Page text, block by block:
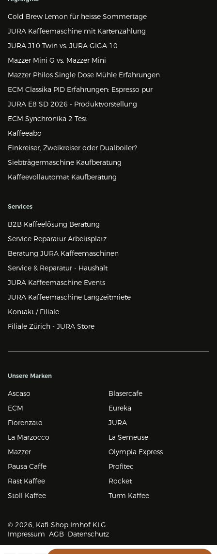
Cold Brew Lemon für heisse Sommertage
JURA Kaffeemaschine mit Kartenzahlung
JURA J10 Twin vs. JURA GIGA 10
Mazzer Mini G vs. Mazzer Mini
Mazzer Philos Single Dose Mühle Erfahrungen
ECM Classika PID Erfahrungen: Espresso pur
JURA E8 SD 2026 - Produktvorstellung
ECM Synchronika 2 Test
Kaffeeabo
Einkreiser, Zweikreiser oder Dualboiler?
Siebträgermaschine Kaufberatung
Kaffeevollautomat Kaufberatung
Services
B2B Kaffeelösung Beratung
Service Reparatur Arbeitsplatz
Beratung JURA Kaffeemaschinen
Service & Reparatur - Haushalt
JURA Kaffeemaschine Events
JURA Kaffeemaschine Langzeitmiete
Kontakt / Filiale
Filiale Zürich - JURA Store
Unsere Marken
Ascaso
Blasercafe
ECM
Eureka
Fiorenzato
JURA
La Marzocco
La Semeuse
Mazzer
Olympia Express
Pausa Caffe
Profitec
Rast Kaffee
Rocket
Stoll Kaffee
Turm Kaffee
© 2026, Kafi-Shop Imhof KLG
Impressum AGB Datenschutz